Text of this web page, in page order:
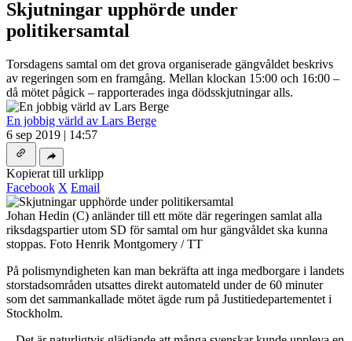
Skjutningar upphörde under
politikersamtal
Torsdagens samtal om det grova organiserade gängvåldet beskrivs
av regeringen som en framgång. Mellan klockan 15:00 och 16:00 –
då mötet pågick – rapporterades inga dödsskjutningar alls.
En jobbig värld av Lars Berge
6 sep 2019 | 14:57
Kopierat till urklipp
Facebook X Email
Johan Hedin (C) anländer till ett möte där regeringen samlat alla
riksdagspartier utom SD för samtal om hur gängvåldet ska kunna
stoppas. Foto Henrik Montgomery / TT
På polismyndigheten kan man bekräfta att inga medborgare i landets
storstadsområden utsattes direkt automateld under de 60 minuter
som det sammankallade mötet ägde rum på Justitiedepartementet i
Stockholm.